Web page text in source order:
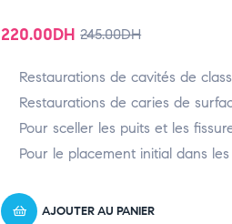
245.00DH
220.00DH
Restaurations de cavités de
Restaurations de caries de
Pour sceller les puits et les
Pour le placement initial dans
AJOUTER AU PANIER